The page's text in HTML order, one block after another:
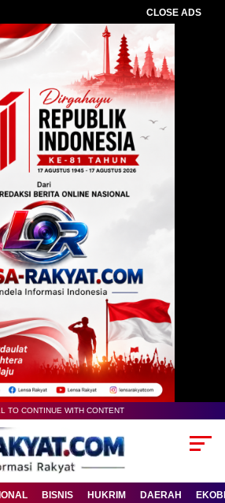
CLOSE ADS
TO CONTINUE WITH CONTENT
BISNIS HUKRIM DAERAH